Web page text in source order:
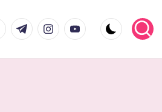
t.me instagram.com
youtube.com